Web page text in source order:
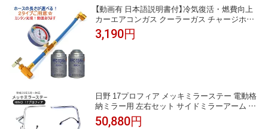
【動画有 日本語説明書付】冷気復活・燃費向上
カーエアコンガス クーラーガス チャージホー
ス 漏れ 充填 補充 クイックカプラー メーター
付 自動車用 R134aクーラー専用 カーエアコン
3,190円
日野 17プロフィア メッキミラーステー 電動格
納ミラー用 左右セット サイドミラーアーム ト
ラック用品 外装パーツ デコトラ パーツ
50,880円